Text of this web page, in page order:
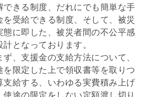
できる制度、だれにでも簡単な手
受給できる制度、そして、被災
態に即した、被災者間の不公平感
となっております。
、支援金の支給方法について、
を限定した上で領収書等を取りつ
支給する、いわゆる実費積み上げ
途の限定をしない定額渡し切り